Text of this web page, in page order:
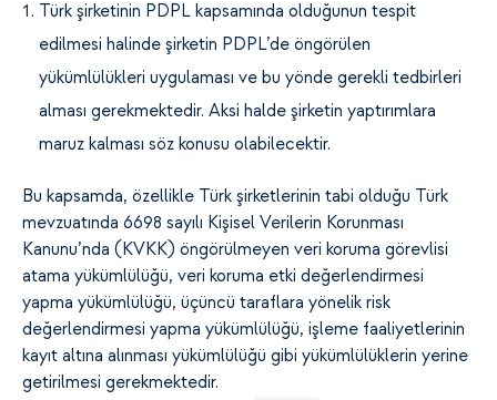
Türk şirketinin PDPL kapsamında olduğunun tespit
edilmesi halinde şirketin PDPL’de öngörülen
yükümlülükleri uygulaması ve bu yönde gerekli tedbirleri
alması gerekmektedir. Aksi halde şirketin yaptırımlara
maruz kalması söz konusu olabilecektir.
Bu kapsamda, özellikle Türk şirketlerinin tabi olduğu Türk
mevzuatında 6698 sayılı Kişisel Verilerin Korunması
Kanunu’nda (KVKK) öngörülmeyen veri koruma görevlisi
atama yükümlülüğü, veri koruma etki değerlendirmesi
yapma yükümlülüğü, üçüncü taraflara yönelik risk
değerlendirmesi yapma yükümlülüğü, işleme faaliyetlerinin
kayıt altına alınması yükümlülüğü gibi yükümlülüklerin yerine
getirilmesi gerekmektedir.